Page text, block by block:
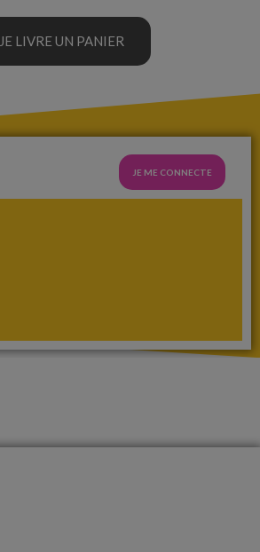
JE LIVRE UN PANIER
JE ME CONNECTE